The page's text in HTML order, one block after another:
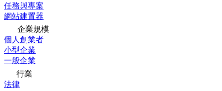
任務與專案
網站建置器
企業規模
個人創業者
小型企業
一般企業
行業
法律